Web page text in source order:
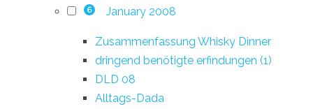
6 January 2008
Zusammenfassung Whisky Dinner
dringend benötigte erfindungen (1)
DLD 08
Alltags-Dada